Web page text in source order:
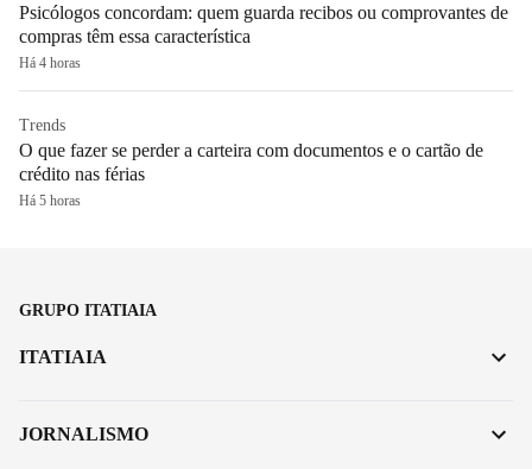
Psicólogos concordam: quem guarda recibos ou comprovantes de
compras têm essa característica
Há 4 horas
Trends
O que fazer se perder a carteira com documentos e o cartão de
crédito nas férias
Há 5 horas
GRUPO ITATIAIA
ITATIAIA
JORNALISMO